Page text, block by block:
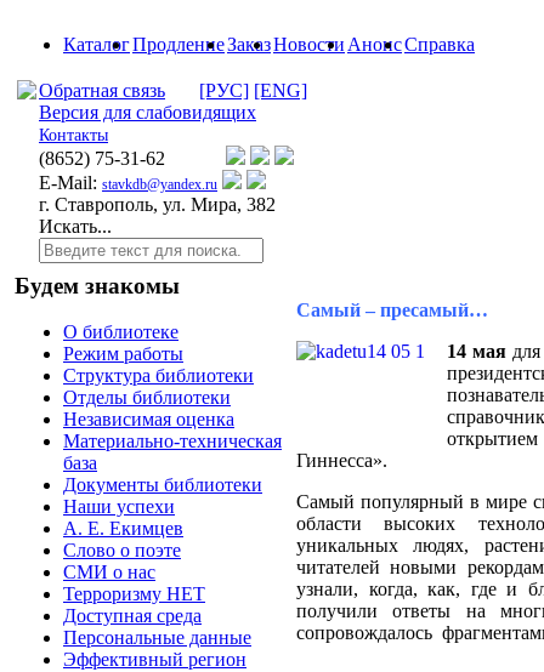
КаталогПродлениеЗаказНовости АнонсСправка
Обратная связь [РУС] [ENG]
Версия для слабовидящих
Контакты
(8652) 75-31-62
E-Mail: stavkdb@yandex.ru
г. Ставрополь, ул. Мира, 382
Искать...
Будем знакомы
О библиотеке
Режим работы
Структура библиотеки
Отделы библиотеки
Независимая оценка
Материально-техническая
база
Документы библиотеки
Наши успехи
А. Е. Екимцев
Слово о поэте
СМИ о нас
Терроризму НЕТ
Доступная среда
Персональные данные
Эффективный регион
Самый – пресамый…
14 мая
Гиннесса».
Самый популярный в мире
области высоких
уникальных людях,
читателей новыми
узнали, когда, как, где и
получили ответы на
сопровождалось